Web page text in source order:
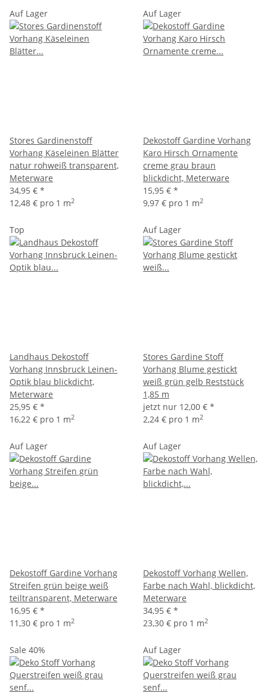
Auf Lager
Stores Gardinenstoff
Vorhang Käseleinen Blätter
natur rohweiß transparent,
Meterware
34,95 € *
12,48 € pro 1 m2
Auf Lager
Dekostoff Gardine Vorhang
Karo Hirsch Ornamente
creme grau braun
blickdicht, Meterware
15,95 € *
9,97 € pro 1 m2
Top
Landhaus Dekostoff
Vorhang Innsbruck Leinen-
Optik blau blickdicht,
Meterware
25,95 € *
16,22 € pro 1 m2
Auf Lager
Stores Gardine Stoff
Vorhang Blume gestickt
weiß grün gelb Reststück
1,85 m
jetzt nur 12,00 € *
2,24 € pro 1 m2
Auf Lager
Dekostoff Gardine Vorhang
Streifen grün beige weiß
teiltransparent, Meterware
16,95 € *
11,30 € pro 1 m2
Auf Lager
Dekostoff Vorhang Wellen,
Farbe nach Wahl, blickdicht,
Meterware
34,95 € *
23,30 € pro 1 m2
Sale 40% Auf Lager